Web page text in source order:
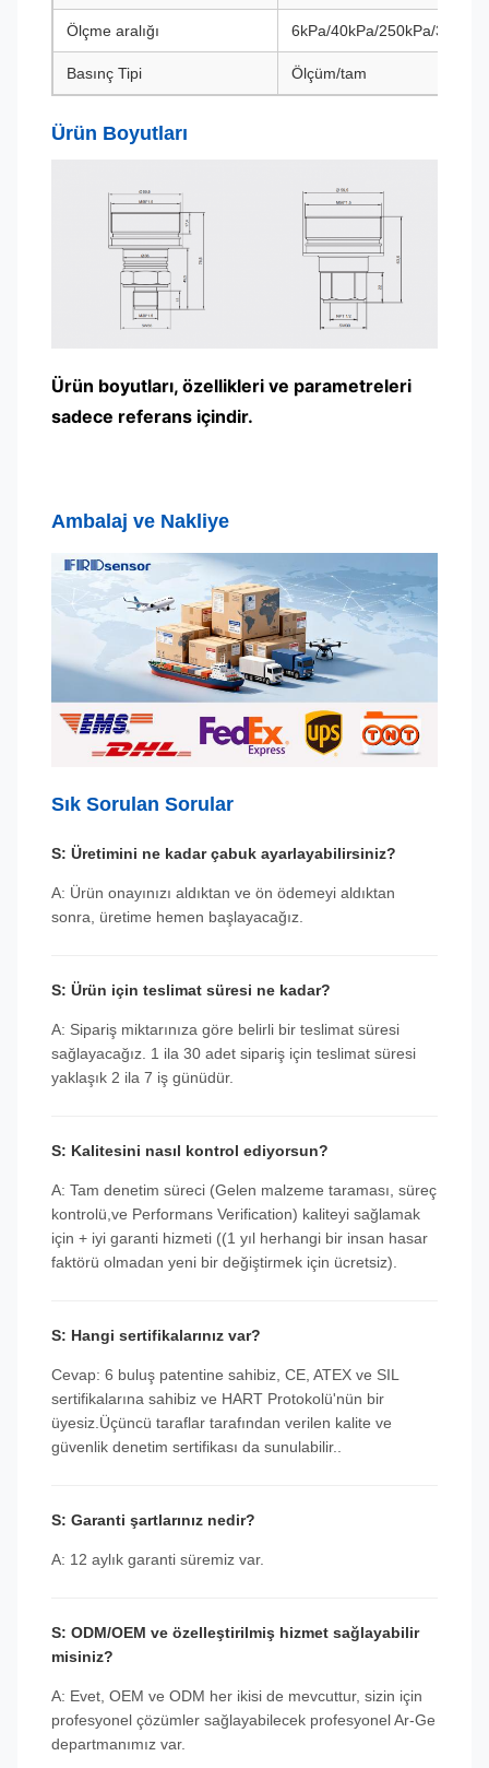
Ölçme aralığı 6kPa/40kPa/250kPa/3MPa
Basınç Tipi Ölçüm/tam
Ürün Boyutları
Ürün boyutları, özellikleri ve parametreleri
sadece referans içindir.
Ambalaj ve Nakliye
Sık Sorulan Sorular
S: Üretimini ne kadar çabuk ayarlayabilirsiniz?
A: Ürün onayınızı aldıktan ve ön ödemeyi aldıktan
sonra, üretime hemen başlayacağız.
S: Ürün için teslimat süresi ne kadar?
A: Sipariş miktarınıza göre belirli bir teslimat süresi
sağlayacağız. 1 ila 30 adet sipariş için teslimat süresi
yaklaşık 2 ila 7 iş günüdür.
S: Kalitesini nasıl kontrol ediyorsun?
A: Tam denetim süreci (Gelen malzeme taraması, süreç
kontrolü,ve Performans Verification) kaliteyi sağlamak
için + iyi garanti hizmeti ((1 yıl herhangi bir insan hasar
faktörü olmadan yeni bir değiştirmek için ücretsiz).
S: Hangi sertifikalarınız var?
Cevap: 6 buluş patentine sahibiz, CE, ATEX ve SIL
sertifikalarına sahibiz ve HART Protokolü'nün bir
üyesiz.Üçüncü taraflar tarafından verilen kalite ve
güvenlik denetim sertifikası da sunulabilir..
S: Garanti şartlarınız nedir?
A: 12 aylık garanti süremiz var.
S: ODM/OEM ve özelleştirilmiş hizmet sağlayabilir
misiniz?
A: Evet, OEM ve ODM her ikisi de mevcuttur, sizin için
profesyonel çözümler sağlayabilecek profesyonel Ar-Ge
departmanımız var.